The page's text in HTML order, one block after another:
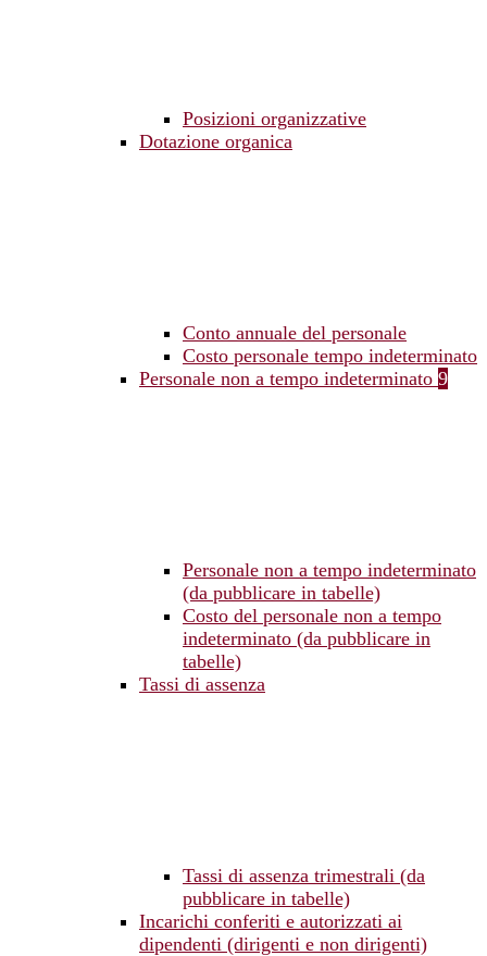
Posizioni organizzative
Dotazione organica
Conto annuale del personale
Costo personale tempo indeterminato
Personale non a tempo indeterminato 9
Personale non a tempo indeterminato
(da pubblicare in tabelle)
Costo del personale non a tempo
indeterminato (da pubblicare in
tabelle)
Tassi di assenza
Tassi di assenza trimestrali (da
pubblicare in tabelle)
Incarichi conferiti e autorizzati ai
dipendenti (dirigenti e non dirigenti)